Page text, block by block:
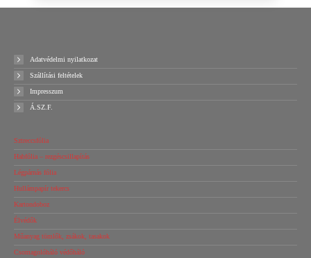
Adatvédelmi nyilatkozat
Szállítási feltételek
Impresszum
Á.SZ.F.
Sztreccsfólia
Habfólia – rezgéscsillapítás
Légpárnás fólia
Hullámpapír tekercs
Kartondoboz
Élvédők
Műanyag tömlők, zsákok, tasakok
Csomagolóháló védőháló